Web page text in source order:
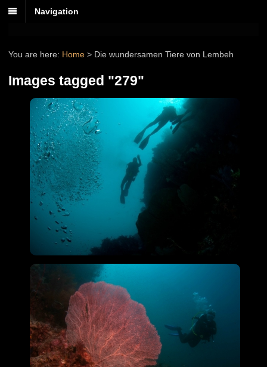
Navigation
You are here: Home > Die wundersamen Tiere von Lembeh
Images tagged "279"